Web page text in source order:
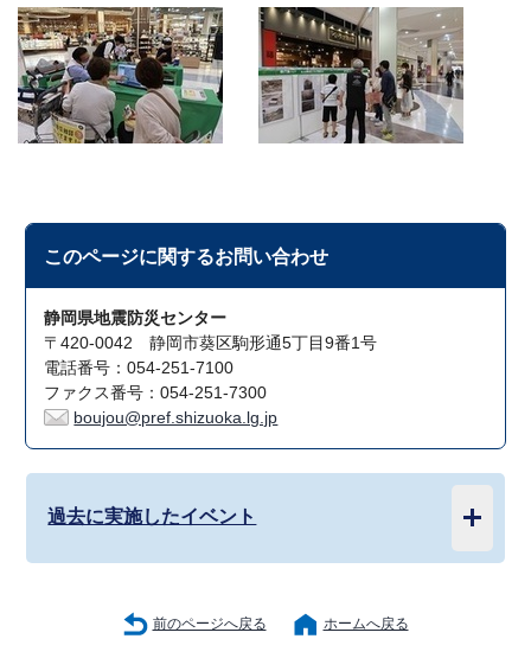
このページに関するお問い合わせ
静岡県地震防災センター
〒420-0042 静岡市葵区駒形通5丁目9番1号
電話番号：054-251-7100
ファクス番号：054-251-7300
boujou@pref.shizuoka.lg.jp
過去に実施したイベント
前のページへ戻る ホームへ戻る